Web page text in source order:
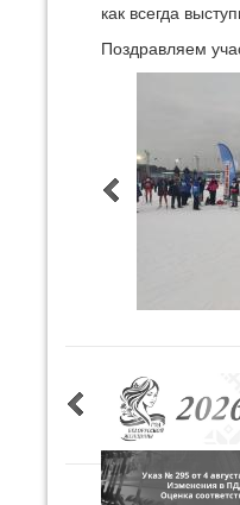
как всегда
Поздравляем